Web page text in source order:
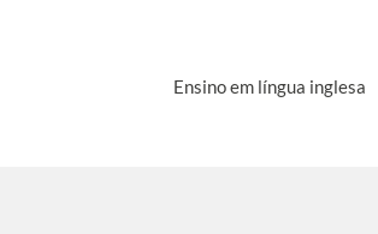
Ensino em língua inglesa